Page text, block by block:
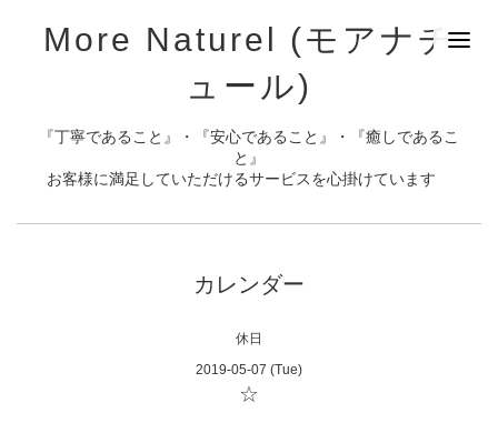
More Naturel (モアナチ
ュール)
『丁寧であること』・『安心であること』・『癒しであるこ
と』
お客様に満足していただけるサービスを心掛けています
カレンダー
休日
2019-05-07 (Tue)
☆